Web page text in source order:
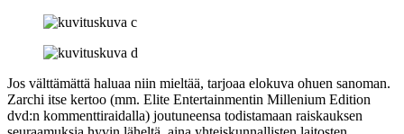
Jos välttämättä haluaa niin mieltää, tarjoaa elokuva ohuen sanoman.
Zarchi itse kertoo (mm. Elite Entertainmentin Millenium Edition
dvd:n kommenttiraidalla) joutuneensa todistamaan raiskauksen